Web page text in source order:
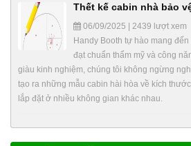
Thết kế cabin nhà bảo
06/09/2025 | 2439 lượt xem
Handy Booth tự hào mang
đạt chuẩn thẩm mỹ và công
giàu kinh nghiệm, chúng tôi không ngừng
tạo ra những mẫu cabin hài hòa về kích
lắp đặt ở nhiều không gian khác nhau.